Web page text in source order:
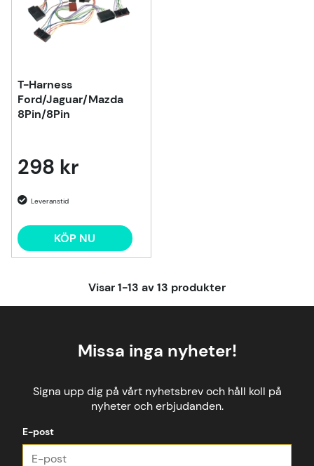
T-Harness
Ford/Jaguar/Mazda
8Pin/8Pin
298 kr
KÖP NU
Visar1-13 av13 produkter
Missa inga nyheter!
Signa upp dig på vårt nyhetsbrev och håll koll på
nyheter och erbjudanden.
E-post